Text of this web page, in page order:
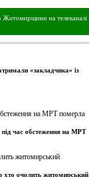
Житомирщини на телеканалі
«закладчика» із
час обстеження на МРТ
хто очолить житомирський